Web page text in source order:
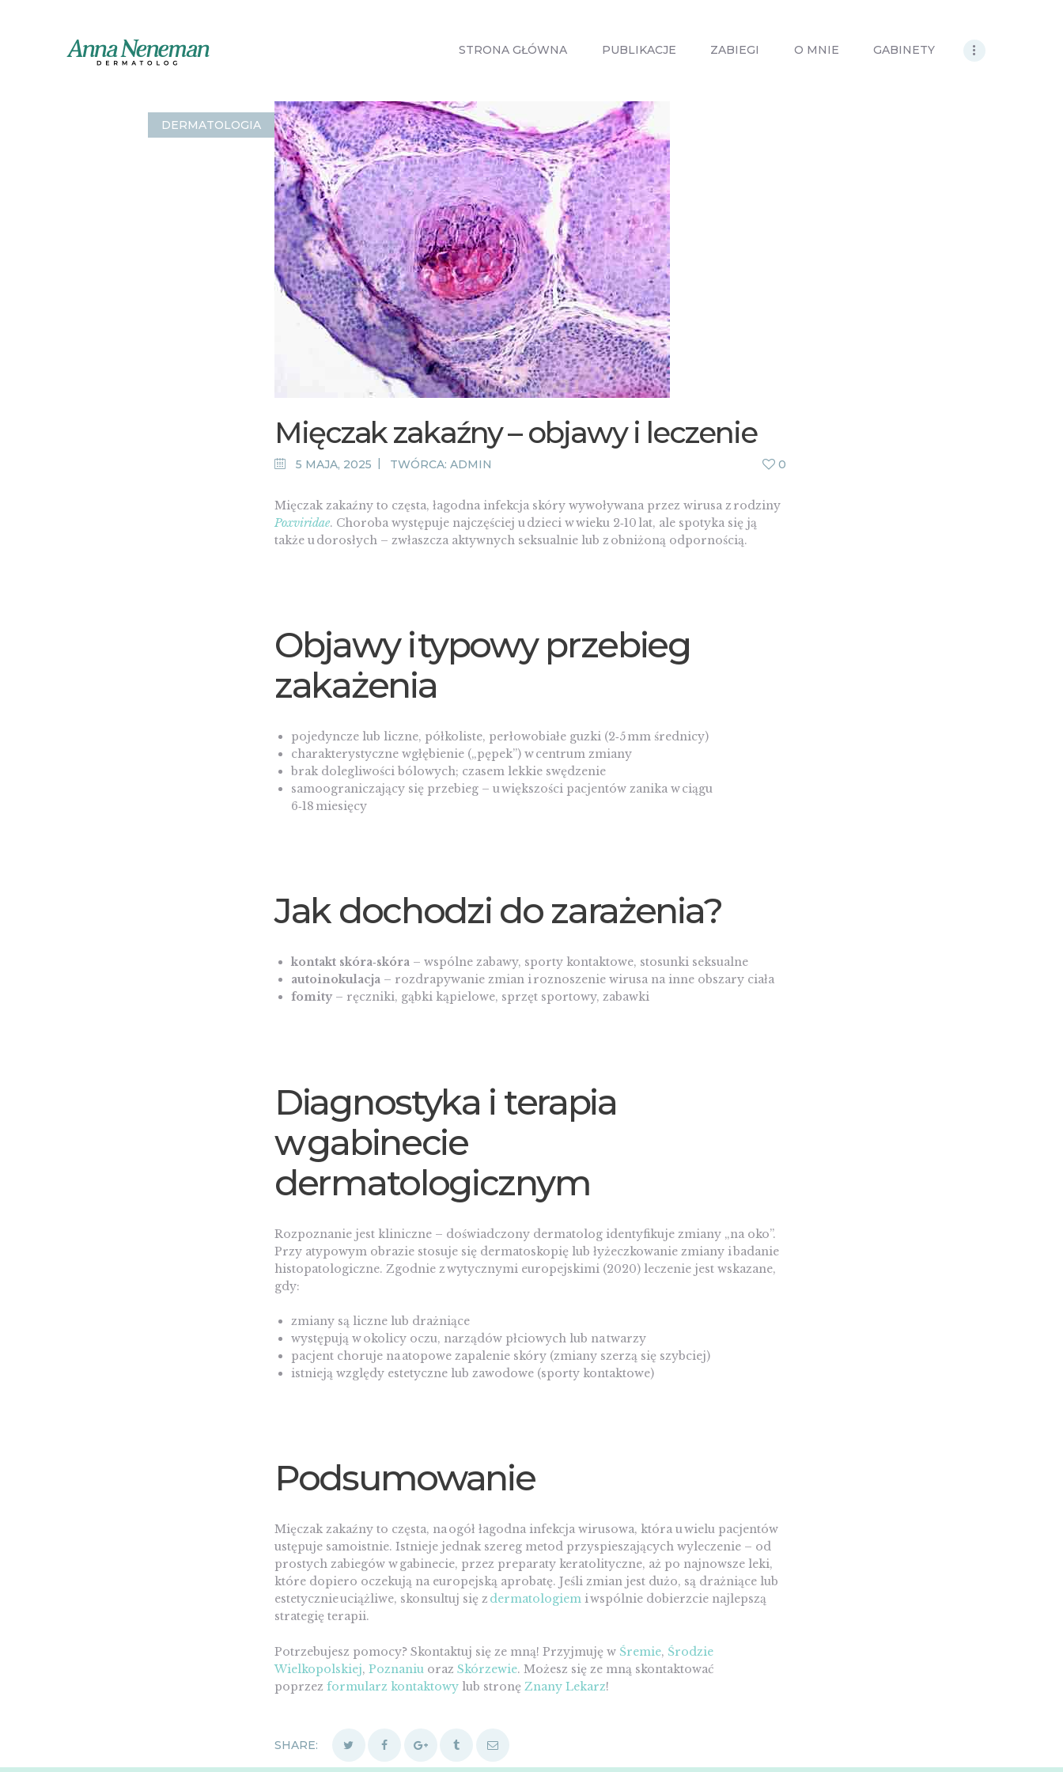
STRONA GŁÓWNA PUBLIKACJE ZABIEGI O MNIE GABINETY
GŁÓWNA
ZABIEGI
O MNIE
GABINETY
WPISY
KONTAKT
DERMATOLOGIA
Mięczak zakaźny – objawy i leczenie
5 MAJA, 2025 TWÓRCA: ADMIN 0
Mięczak zakaźny to częsta, łagodna infekcja skóry wywoływana przez wirusa z rodziny
Poxviridae. Choroba występuje najczęściej u dzieci w wieku 2‑10 lat, ale spotyka się ją
także u dorosłych – zwłaszcza aktywnych seksualnie lub z obniżoną odpornością.
Objawy i typowy przebieg
zakażenia
pojedyncze lub liczne, półkoliste, perłowobiałe guzki (2‑5 mm średnicy)
charakterystyczne wgłębienie („pępek”) w centrum zmiany
brak dolegliwości bólowych; czasem lekkie swędzenie
samoograniczający się przebieg – u większości pacjentów zanika w ciągu
6‑18 miesięcy
Jak dochodzi do zarażenia?
kontakt skóra‑skóra – wspólne zabawy, sporty kontaktowe, stosunki seksualne
autoinokulacja – rozdrapywanie zmian i roznoszenie wirusa na inne obszary ciała
fomity– ręczniki, gąbki kąpielowe, sprzęt sportowy, zabawki
Diagnostyka i terapia
w gabinecie
dermatologicznym
Rozpoznanie jest kliniczne – doświadczony dermatolog identyfikuje zmiany „na oko”.
Przy atypowym obrazie stosuje się dermatoskopię lub łyżeczkowanie zmiany i badanie
histopatologiczne. Zgodnie z wytycznymi europejskimi (2020) leczenie jest wskazane,
gdy:
zmiany są liczne lub drażniące
występują w okolicy oczu, narządów płciowych lub na twarzy
pacjent choruje na atopowe zapalenie skóry (zmiany szerzą się szybciej)
istnieją względy estetyczne lub zawodowe (sporty kontaktowe)
Podsumowanie
Mięczak zakaźny to częsta, na ogół łagodna infekcja wirusowa, która u wielu pacjentów
ustępuje samoistnie. Istnieje jednak szereg metod przyspieszających wyleczenie – od
prostych zabiegów w gabinecie, przez preparaty keratolityczne, aż po najnowsze leki,
które dopiero oczekują na europejską aprobatę. Jeśli zmian jest dużo, są drażniące lub
estetycznie uciążliwe, skonsultuj się z dermatologiem i wspólnie dobierzcie najlepszą
strategię terapii.
Potrzebujesz pomocy? Skontaktuj się ze mną! Przyjmuję w Śremie, Środzie
Wielkopolskiej, Poznaniu oraz Skórzewie. Możesz się ze mną skontaktować
poprzez formularz kontaktowy lub stronę Znany Lekarz!
SHARE: